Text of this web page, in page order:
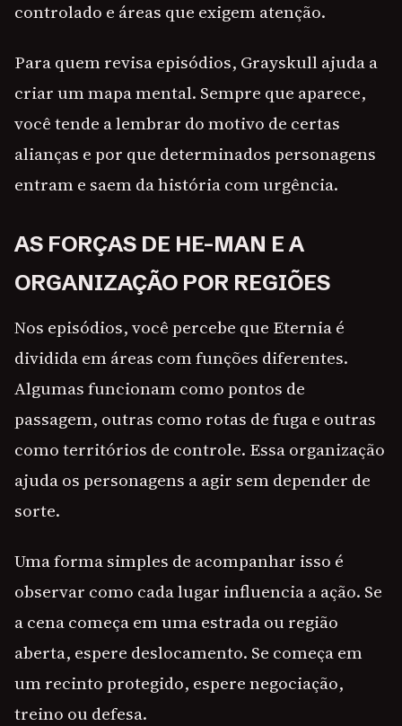
controlado e áreas que exigem atenção.
Para quem revisa episódios, Grayskull ajuda a
criar um mapa mental. Sempre que aparece,
você tende a lembrar do motivo de certas
alianças e por que determinados personagens
entram e saem da história com urgência.
AS FORÇAS DE HE-MAN E A
ORGANIZAÇÃO POR REGIÕES
Nos episódios, você percebe que Eternia é
dividida em áreas com funções diferentes.
Algumas funcionam como pontos de
passagem, outras como rotas de fuga e outras
como territórios de controle. Essa organização
ajuda os personagens a agir sem depender de
sorte.
Uma forma simples de acompanhar isso é
observar como cada lugar influencia a ação. Se
a cena começa em uma estrada ou região
aberta, espere deslocamento. Se começa em
um recinto protegido, espere negociação,
treino ou defesa.